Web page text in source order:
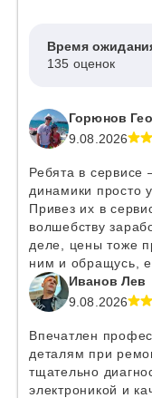
Время
135 оценок
Горюнов
9.08.2026
Ребята в
динамики просто
Привез их в
волшебству
деле, цены тоже
ним и обращусь,
Иванов Лев
9.08.2026
Впечатлен
деталям при
тщательно
электроникой и